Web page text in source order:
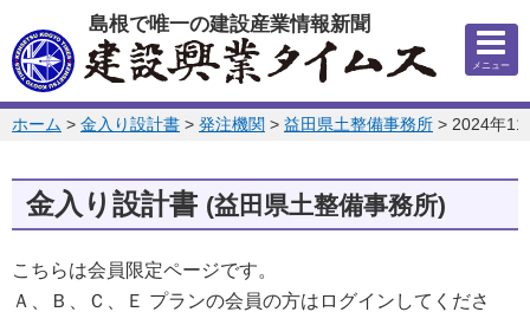
このページの本文へ
島根で唯一の建設産業情報新聞
メニュー
このページの位置:
ホーム > 金入り設計書 > 発注機関 > 益田県土整備事務所 > 2024年
金入り設計書 (益田県土整備事務所)
こちらは会員限定ページです。
Ａ、Ｂ、Ｃ、Ｅ プランの会員の方はログインしてくださ